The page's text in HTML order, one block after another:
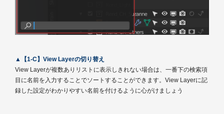
▲【1-C】View Layerの切り替え
View Layerが複数ありリストに表示しきれない場合は、一番下の検索項
目に名前を入力することでソートすることができます。View Layerに記
録した設定がわかりやすい名前を付けるように心がけましょう